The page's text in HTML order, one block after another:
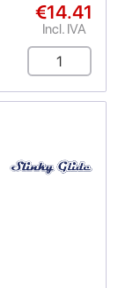
€14.41
Incl. IVA